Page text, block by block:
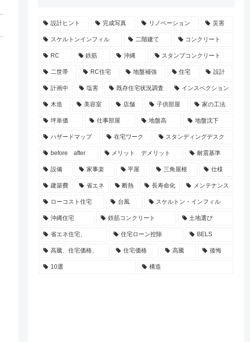
設計ヒント 完成写真 リノベーション 災害
スケルトンインフィル 二階建て コンクリート
RC 鉄筋 沖縄 スタンプコンクリート
二世帯 RC住宅 地盤補強 住宅 設計
計画中 塩害 既存住宅状況調査 インスペクション
木造 美容室 店舗 子供部屋 家の工法
坪単価 仕事部屋 地盤高 地盤沈下
ハザードマップ 在宅ワーク スタンディングデスク
before after メリット デメリット 耐震基準
設備 家事楽 平屋 三角屋根 仕様
建築費 省エネ 断熱 長寿命化 メンテナンス
ローコスト住宅 台風 スケルトン・インフィル
沖縄住宅 鉄筋コンクリート 土地選び
省エネ住宅、 住宅ローン控除 BELS
高騰、住宅価格、 住宅価格 高騰 後悔
10選 構造